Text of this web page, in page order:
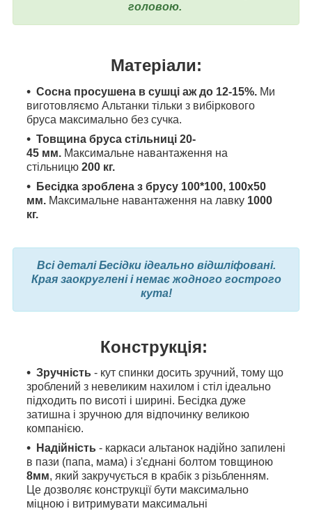
головою.
Матеріали:
Сосна просушена в сушці аж до 12-15%. Ми
виготовляємо Альтанки тільки з вибіркового
бруса максимально без сучка.
Товщина бруса стільниці 20-
45 мм. Максимальне навантаження на
стільницю 200 кг.
Бесідка зроблена з брусу 100*100, 100x50
мм. Максимальне навантаження на лавку 1000
кг.
Всі деталі Бесідки ідеально відшліфовані.
Края заокруглені і немає жодного гострого
кута!
Конструкція:
Зручність - кут спинки досить зручний, тому що
зроблений з невеликим нахилом і стіл ідеально
підходить по висоті і ширині. Бесідка дуже
затишна і зручною для відпочинку великою
компанією.
Надійність - каркаси альтанок надійно запилені
в пази (папа, мама) і з'єднані болтом товщиною
8мм, який закручується в крабік з різьбленням.
Це дозволяє конструкції бути максимально
міцною і витримувати максимальні